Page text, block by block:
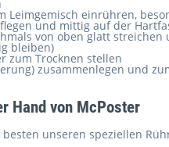
einrühren,
und mittig auf der
von oben glatt
bleiben)
zum Trocknen stellen
zusammenlegen und
Hand von McPoster
unseren speziellen